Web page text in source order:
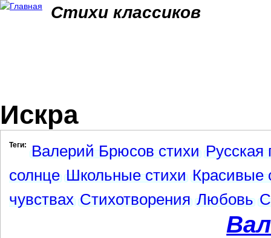
Стихи классиков
Искра
Теги: Валерий Брюсов стихи Русская
солнце Школьные стихи Красивые
чувствах Стихотворения Любовь